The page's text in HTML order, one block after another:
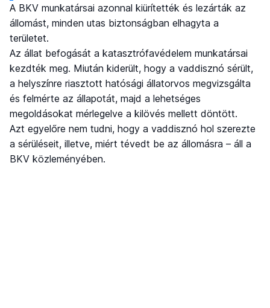
A BKV munkatársai azonnal kiürítették és lezárták az
állomást, minden utas biztonságban elhagyta a
területet.
Az állat befogását a katasztrófavédelem munkatársai
kezdték meg. Miután kiderült, hogy a vaddisznó sérült,
a helyszínre riasztott hatósági állatorvos megvizsgálta
és felmérte az állapotát, majd a lehetséges
megoldásokat mérlegelve a kilövés mellett döntött.
Azt egyelőre nem tudni, hogy a vaddisznó hol szerezte
a sérüléseit, illetve, miért tévedt be az állomásra – áll a
BKV közleményében.